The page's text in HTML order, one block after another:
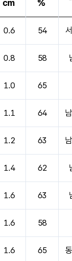
cm
%
0.6 54
0.8 58
1.0 65
1.1 64
1.2 63
1.4 62
1.6 63
1.6 58
1.6 65